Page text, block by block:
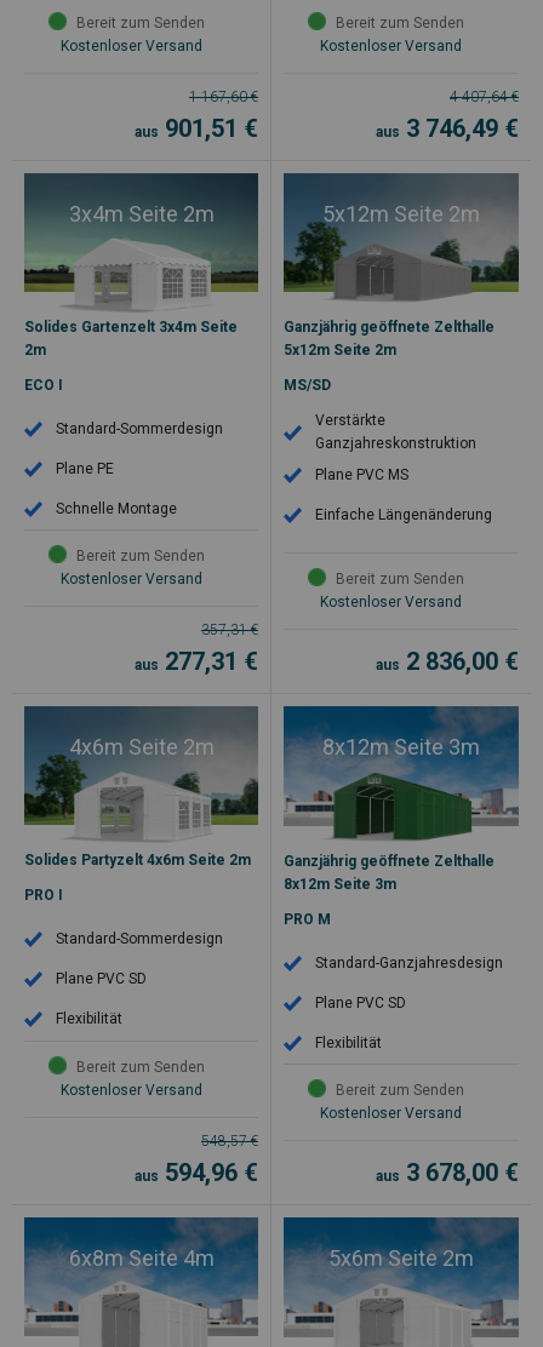
Bereit zum Senden
Kostenloser Versand
1 167,60€
aus 901,51 €
Bereit zum Senden
Kostenloser Versand
4 407,64€
aus 3 746,49 €
3x4m Seite 2m
Solides Gartenzelt 3x4m Seite
2m
ECO I
Standard-Sommerdesign
Plane PE
Schnelle Montage
Bereit zum Senden
Kostenloser Versand
357,31€
aus 277,31 €
5x12m Seite 2m
Ganzjährig geöffnete Zelthalle
5x12m Seite 2m
MS/SD
Verstärkte
Ganzjahreskonstruktion
Plane PVC MS
Einfache Längenänderung
Bereit zum Senden
Kostenloser Versand
aus 2 836,00 €
4x6m Seite 2m
Solides Partyzelt 4x6m Seite 2m
PRO I
Standard-Sommerdesign
Plane PVC SD
Flexibilität
Bereit zum Senden
Kostenloser Versand
548,57€
aus 594,96 €
8x12m Seite 3m
Ganzjährig geöffnete Zelthalle
8x12m Seite 3m
PRO M
Standard-Ganzjahresdesign
Plane PVC SD
Flexibilität
Bereit zum Senden
Kostenloser Versand
aus 3 678,00 €
6x8m Seite 4m 5x6m Seite 2m